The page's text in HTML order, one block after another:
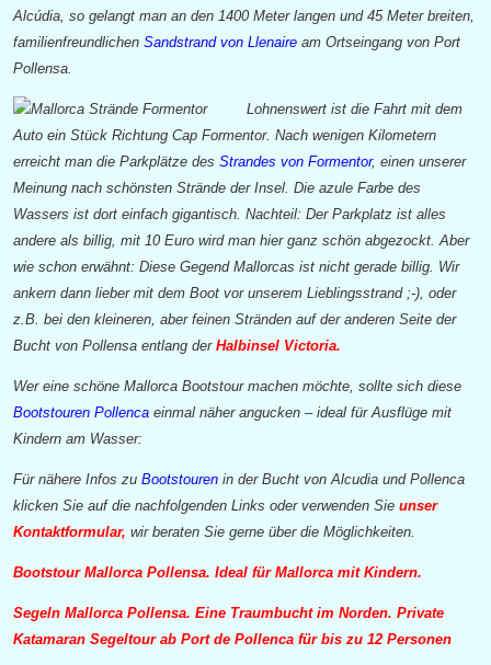
Alcúdia, so gelangt man an den 1400 Meter langen und 45 Meter breiten,
familienfreundlichen Sandstrand von Llenaire am Ortseingang von Port
Pollensa.
Lohnenswert ist die Fahrt mit dem
Auto ein Stück Richtung Cap Formentor. Nach wenigen Kilometern
erreicht man die Parkplätze des Strandes von Formentor, einen unserer
Meinung nach schönsten Strände der Insel. Die azule Farbe des
Wassers ist dort einfach gigantisch. Nachteil: Der Parkplatz ist alles
andere als billig, mit 10 Euro wird man hier ganz schön abgezockt. Aber
wie schon erwähnt: Diese Gegend Mallorcas ist nicht gerade billig. Wir
ankern dann lieber mit dem Boot vor unserem Lieblingsstrand ;-), oder
z.B. bei den kleineren, aber feinen Stränden auf der anderen Seite der
Bucht von Pollensa entlang der Halbinsel Victoria.
Wer eine schöne Mallorca Bootstour machen möchte, sollte sich diese
Bootstouren Pollenca einmal näher angucken – ideal für Ausflüge mit
Kindern am Wasser:
Für nähere Infos zu Bootstouren in der Bucht von Alcudia und Pollenca
klicken Sie auf die nachfolgenden Links oder verwenden Sie unser
Kontaktformular, wir beraten Sie gerne über die Möglichkeiten.
Bootstour Mallorca Pollensa. Ideal für Mallorca mit Kindern.
Segeln Mallorca Pollensa. Eine Traumbucht im Norden. Private
Katamaran Segeltour ab Port de Pollenca für bis zu 12 Personen